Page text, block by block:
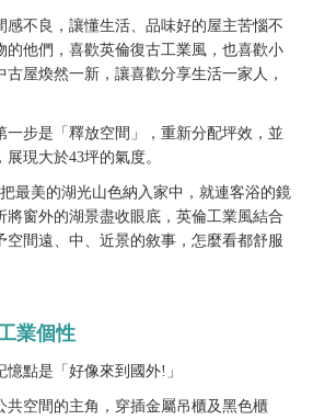
感不良，讓懂生活、品味好的屋主苦惱不
的他們，喜歡英倫復古工業風，也喜歡小
屋煥然一新，讓喜歡分享生活一家人，
一步是「釋放空間」，重新分配坪效，並
現大於43坪的氣度。
最美的湖光山色納入家中，就連客浴的鏡
將窗外的湖景盡收眼底，英倫工業風結合
空間遠、中、近景的敘事，怎麼看都舒服
業個性
點是「好像來到國外!」
共空間的主角，穿插金屬吊櫃及黑色櫃